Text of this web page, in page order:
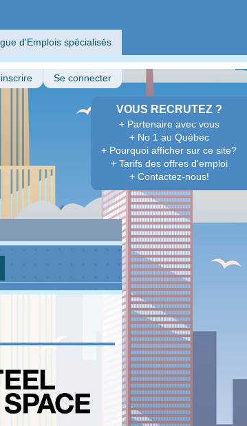
d'Emplois spécialisés
VOUS RECRUTEZ ?
+ Partenaire avec vous
+ No 1 au Québec
+ Pourquoi afficher sur ce site?
+ Tarifs des offres d'emploi
+ Contactez-nous!
Se connecter